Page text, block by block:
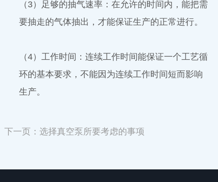
（3）足够的抽气速率：在允许的时间内，能把需
要抽走的气体抽出，才能保证生产的正常进行。
（4）工作时间：连续工作时间能保证一个工艺循
环的基本要求，不能因为连续工作时间短而影响
生产。
下一页：选择真空泵所要考虑的事项